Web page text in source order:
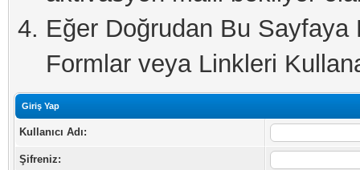
Eğer Doğrudan Bu
Formlar veya Linkleri
Giriş Yap
Kullanıcı Adı:
Şifreniz: